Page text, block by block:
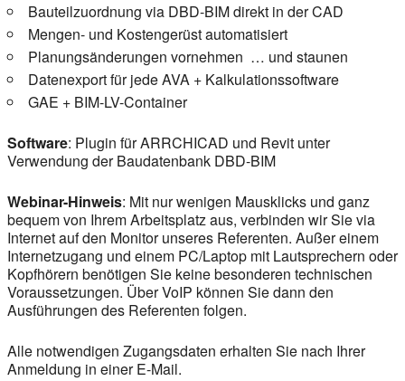
Bauteilzuordnung via DBD-BIM direkt in der CAD
Mengen- und Kostengerüst automatisiert
Planungsänderungen vornehmen … und staunen
Datenexport für jede AVA + Kalkulationssoftware
GAE + BIM-LV-Container
Software: Plugin für ARRCHICAD und Revit unter
Verwendung der Baudatenbank DBD-BIM
Webinar-Hinweis: Mit nur wenigen Mausklicks und ganz
bequem von Ihrem Arbeitsplatz aus, verbinden wir Sie via
Internet auf den Monitor unseres Referenten. Außer einem
Internetzugang und einem PC/Laptop mit Lautsprechern oder
Kopfhörern benötigen Sie keine besonderen technischen
Voraussetzungen. Über VoIP können Sie dann den
Ausführungen des Referenten folgen.
Alle notwendigen Zugangsdaten erhalten Sie nach Ihrer
Anmeldung in einer E-Mail.